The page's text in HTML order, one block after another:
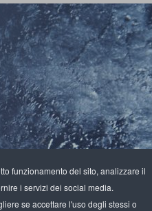
funzionamento del sito, analizzare il
i servizi dei social media.
se accettare l'uso degli stessi o